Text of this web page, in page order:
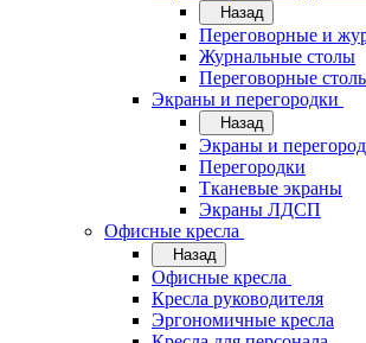
Назад
Переговорные и
Журнальные столы
Переговорные
Экраны и перегородки
Назад
Экраны и
Перегородки
Тканевые экраны
Экраны ЛДСП
Офисные кресла
Назад
Офисные кресла
Кресла руководителя
Эргономичные кресла